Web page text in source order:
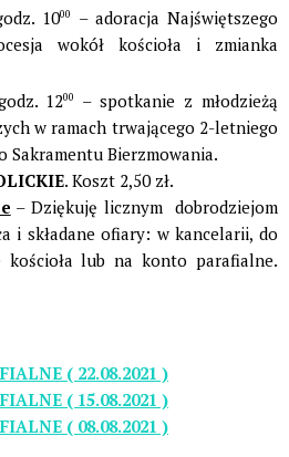
1000
– adoracja Najświętszego
wokół kościoła i zmianka
1200
– spotkanie z młodzieżą
w ramach trwającego 2-letniego
Sakramentu Bierzmowania.
. Koszt 2,50 zł.
– Dziękuję licznym dobrodziejom
i składane ofiary: w kancelarii, do
kościoła lub na konto parafialne.
( 22.08.2021 )
( 15.08.2021 )
( 08.08.2021 )